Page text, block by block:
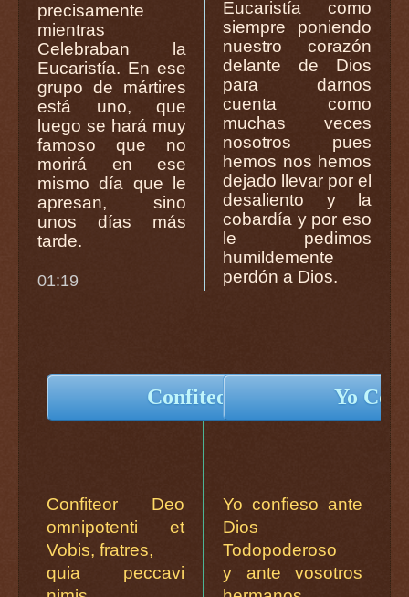
precisamente
mientras
Celebraban la
Eucaristía. En ese
grupo de mártires
está uno, que
luego se hará muy
famoso que no
morirá en ese
mismo día que le
apresan, sino
unos días más
tarde.
01:19
Eucaristía como
siempre poniendo
nuestro corazón
delante de Dios
para darnos
cuenta como
muchas veces
nosotros pues
hemos nos hemos
dejado llevar por el
desaliento y la
cobardía y por eso
le pedimos
humildemente
perdón a Dios.
Confiteor Deo...
Confiteor Deo
omnipotenti et
Vobis, fratres,
quia peccavi
Yo
Yo confieso ante
Dios
Todopoderoso
y ante vosotros